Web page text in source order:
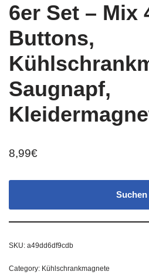
6er Set – Mix
Buttons,
Saugnapf,
8,99€
Suchen
SKU: a49dd6df9cdb
Category: Kühlschrankmagnete